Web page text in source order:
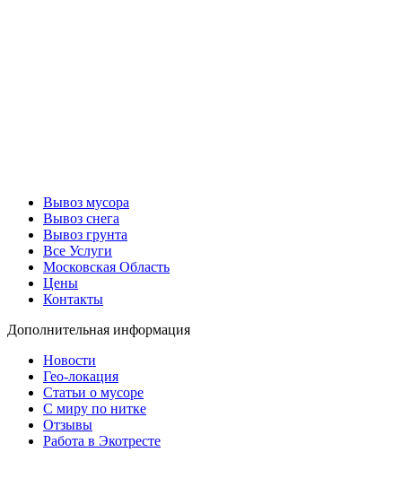
Вывоз мусора
Вывоз снега
Вывоз грунта
Все Услуги
Московская Область
Цены
Контакты
Дополнительная информация
Новости
Гео-локация
Статьи о мусоре
С миру по нитке
Отзывы
Работа в Экотресте